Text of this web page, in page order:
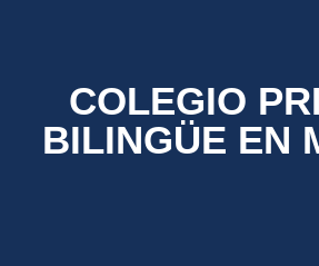
COLEGIO
BILINGÜE EN